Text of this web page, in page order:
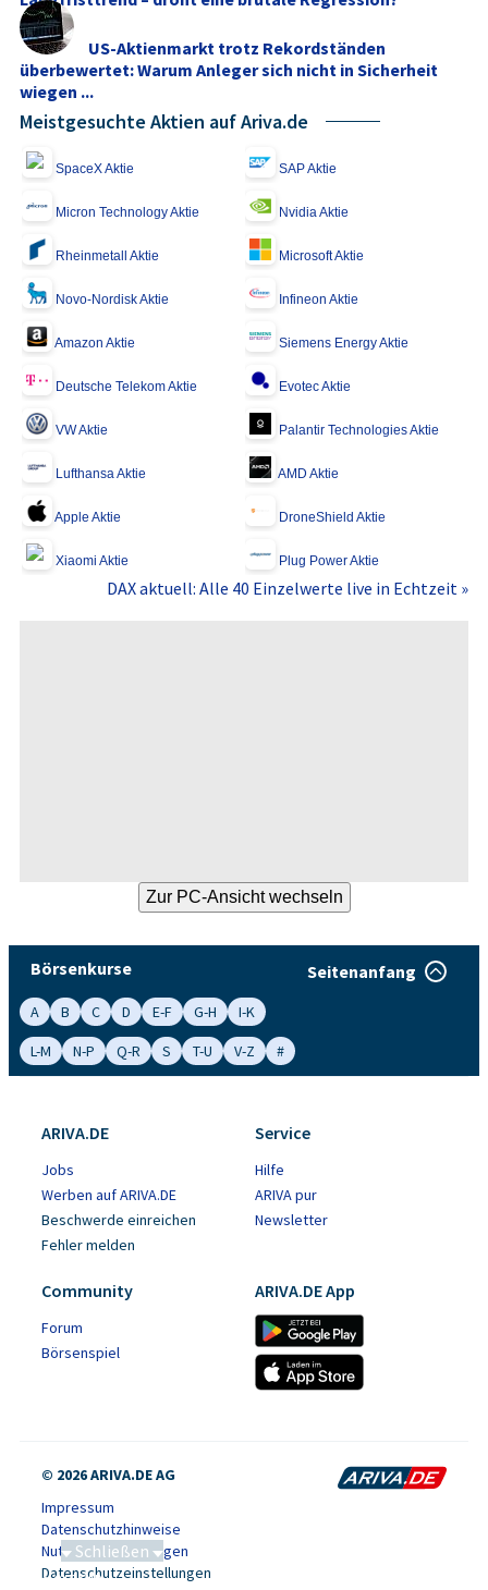
US-Aktienmarkt trotz Rekordständen
überbewertet: Warum Anleger sich nicht in Sicherheit
wiegen ...
Meistgesuchte Aktien auf Ariva.de
SpaceX Aktie SAP Aktie
Micron Technology Aktie Nvidia Aktie
Rheinmetall Aktie Microsoft Aktie
Novo-Nordisk Aktie Infineon Aktie
Amazon Aktie Siemens Energy Aktie
Deutsche Telekom Aktie Evotec Aktie
VW Aktie Palantir Technologies Aktie
Lufthansa Aktie AMD Aktie
Apple Aktie DroneShield Aktie
Xiaomi Aktie Plug Power Aktie
DAX aktuell: Alle 40 Einzelwerte live in Echtzeit »
Börsenkurse Seitenanfang
A B C D E-F G-H
I-K
L-M
N-P Q-R S T-U V-Z #
ARIVA.DE
Jobs
Werben auf ARIVA.DE
Beschwerde einreichen
Fehler melden
Service
Hilfe
ARIVA pur
Newsletter
Community
Forum
Börsenspiel
ARIVA.DE App
© 2026 ARIVA.DE AG
Impressum
Datenschutzhinweise
Nutzungsbedingungen
Datenschutzeinstellungen
Schließen
Saga bei 0,53 CAD